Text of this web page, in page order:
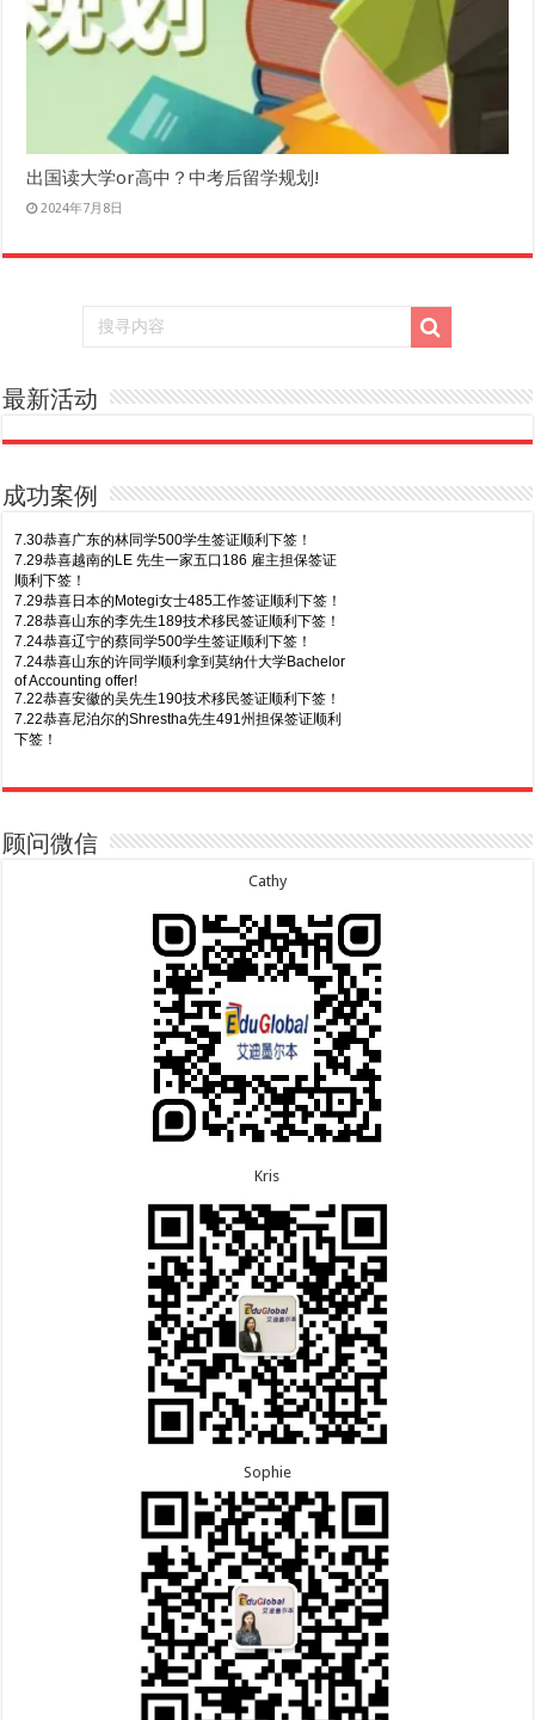
出国读大学or高中？中考后留学规划!
2024年7月8日
最新活动
成功案例
Business offer！
8.6恭喜江苏的谢先生600旅游签证顺利下签，三年多
8.5恭喜江苏的杨女士190技术移民签证顺利下签！
8.3恭喜黑龙江的刘女士864父母签证顺利下签！
8.3恭喜天津的陈同学和妈妈590+500学生签证顺利
7.30恭喜广东的林同学500学生签证顺利下签！
7.29恭喜越南的LE 先生一家五口186 雇主担保签证
顺利下签！
7.29恭喜日本的Motegi女士485工作签证顺利下签！
7.28恭喜山东的李先生189技术移民签证顺利下签！
7.24恭喜辽宁的蔡同学500学生签证顺利下签！
7.24恭喜山东的许同学顺利拿到莫纳什大学Bachelor
of Accounting offer!
7.22恭喜安徽的吴先生190技术移民签证顺利下签！
7.22恭喜尼泊尔的Shrestha先生491州担保签证顺利
下签！
签！
7.15恭喜江苏的曹同学500学生签证顺利下签！
7.13恭喜广东的邓同学500学生签证顺利下签！
7.9恭喜广东的喻同学500学生签证顺利下签！
7.8恭喜黑龙江的刘女士600旅游签证顺利下签，三年
7.7恭喜北京的王先生和孩子600旅游签证顺利下签，
顾问微信
Cathy
Kris
Sophie